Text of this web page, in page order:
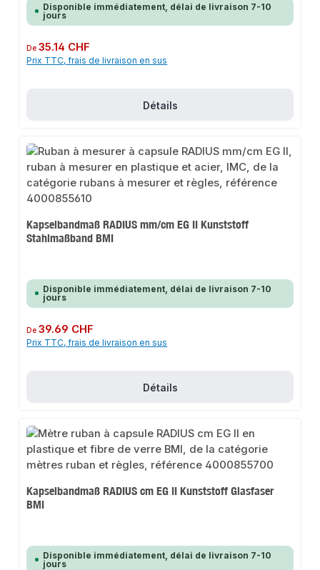
Disponible immédiatement, délai de livraison 7-10
jours
Prix régulier :
De35.14 CHF
Prix TTC, frais de livraison en sus
Détails
Kapselbandmaß RADIUS mm/cm EG II Kunststoff
Stahlmaßband BMI
Disponible immédiatement, délai de livraison 7-10
jours
Prix régulier :
De39.69 CHF
Prix TTC, frais de livraison en sus
Détails
Kapselbandmaß RADIUS cm EG II Kunststoff Glasfaser
BMI
Disponible immédiatement, délai de livraison 7-10
jours